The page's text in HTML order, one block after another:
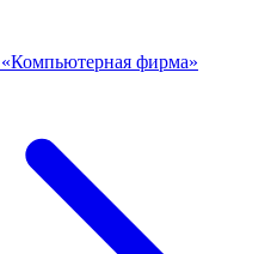
фирма»